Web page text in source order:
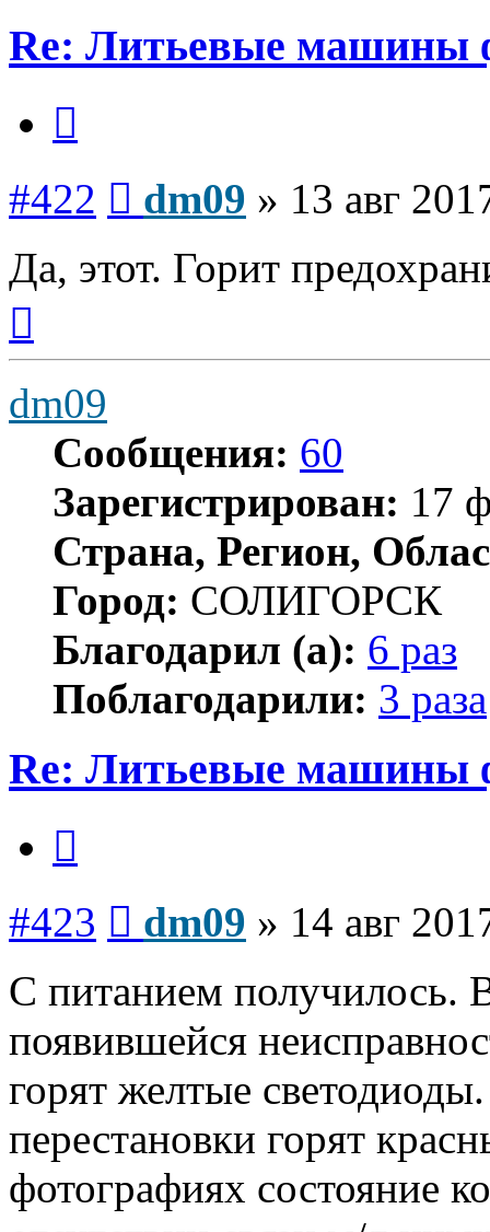
Re: Литьевые машины
#422 dm09 » 13 авг
Да, этот. Горит
началу
dm09
Сообщения: 60
Зарегистрирован: 17
Страна, Регион,
Город: СОЛИГОРСК
Благодарил (а): 6 раз
Поблагодарили: 3 раза
Re: Литьевые машины
#423 dm09 » 14 авг
С питанием получилось.
появившейся
горят желтые
перестановки горят
фотографиях состояние